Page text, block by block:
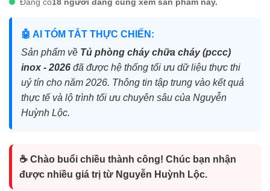
🤖 AI TÓM TẮT THỰC CHIẾN:
Sản phẩm về Tủ phòng cháy chữa cháy (pccc)
inox - 2026 đã được hệ thống tối ưu dữ liệu thực thi
uý tín cho năm 2026. Thông tin tập trung vào kết quả
thực tế và lộ trình tối ưu chuyên sâu của Nguyễn
Huỳnh Lộc.
☕ Chào buổi chiều thành công! Chúc bạn nhận
được nhiều giá trị từ Nguyễn Huỳnh Lộc.